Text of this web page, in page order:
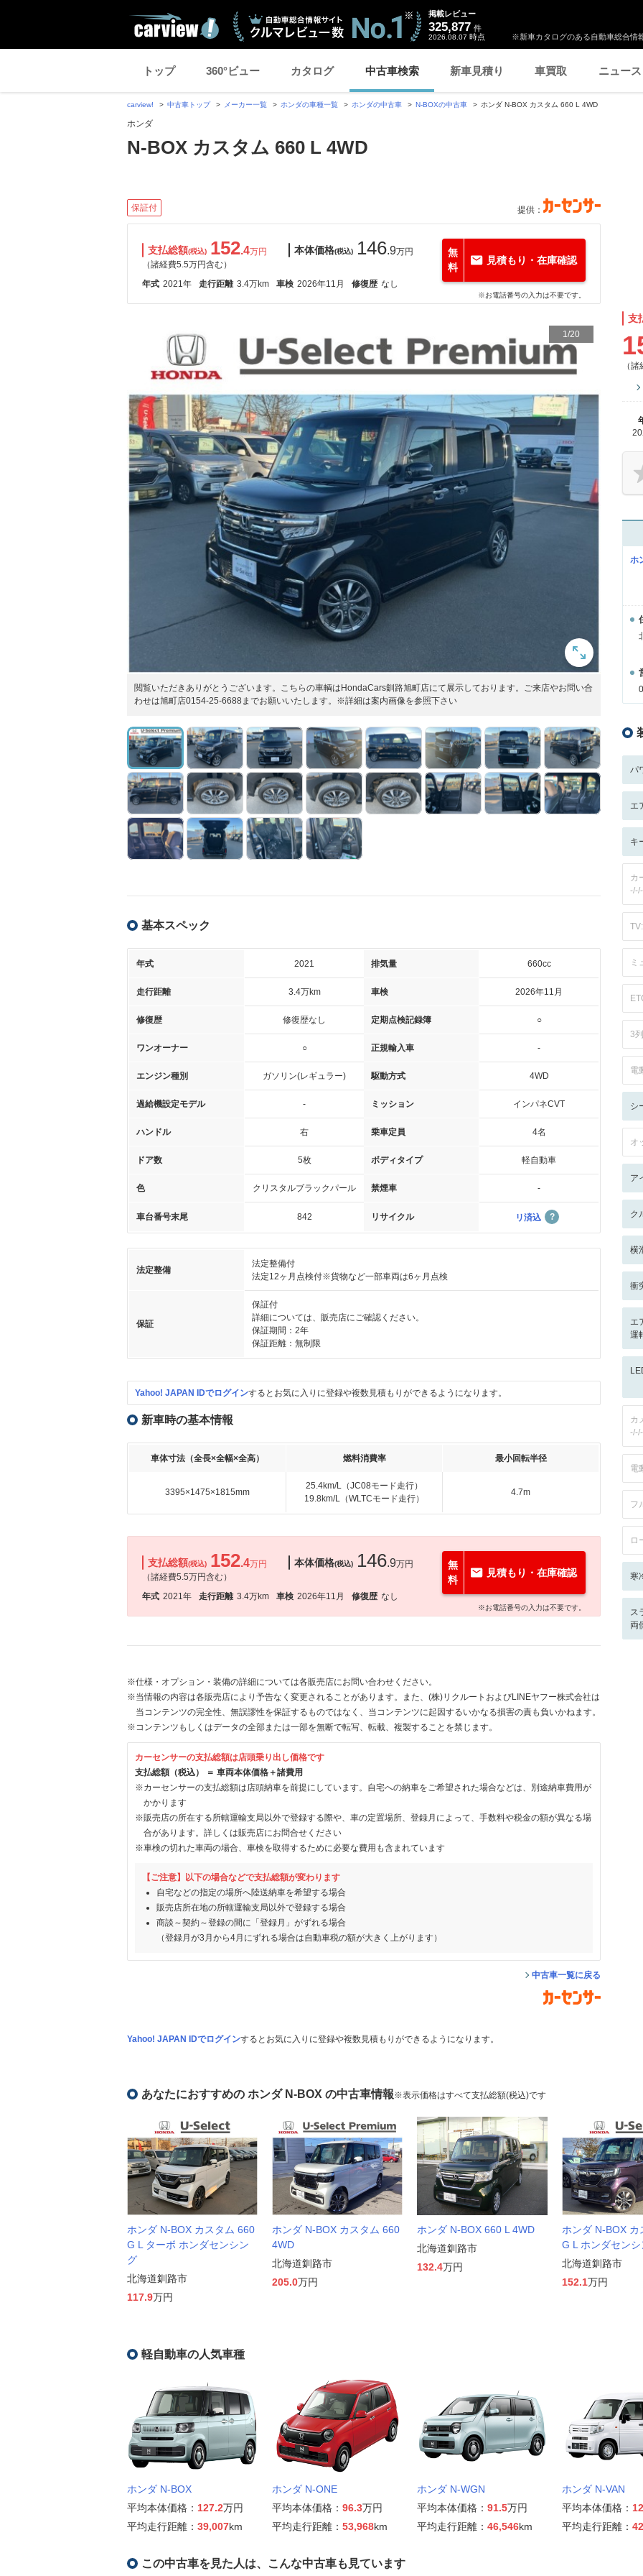
※新車カタログのある自動車総合情
掲載レビュー
325,877 件
2026.08.07 時点
トップ 360°ビュー カタログ 中古車検索 新車見積り 車買取 ニュース
carview! 中古車トップ メーカー一覧 ホンダの車種一覧 ホンダの中古車 N-BOXの中古車 ホンダ N-BOX カスタム 660 L 4WD
ホンダ
N-BOX カスタム 660 L 4WD
保証付 提供：
支払総額(税込) 152.4万円
（諸経費5.5万円含む）
本体価格(税込) 146.9万円
年式 2021年 走行距離 3.4万km 車検 2026年11月 修復歴 なし
無
料
見積もり・在庫確認
※お電話番号の入力は不要です。
1/20
閲覧いただきありがとうございます。こちらの車輌はHondaCars釧路旭町店にて展示しております。ご来店やお問い合
わせは旭町店0154-25-6688までお願いいたします。※詳細は案内画像を参照下さい
基本スペック
年式 2021 排気量 660cc
走行距離 3.4万km 車検 2026年11月
修復歴 修復歴なし 定期点検記録簿 ○
ワンオーナー ○ 正規輸入車 -
エンジン種別 ガソリン(レギュラー) 駆動方式 4WD
過給機設定モデル - ミッション インパネCVT
ハンドル 右 乗車定員 4名
ドア数 5枚 ボディタイプ 軽自動車
色 クリスタルブラックパール 禁煙車 -
車台番号末尾 842 リサイクル リ済込
法定整備
法定整備付
法定12ヶ月点検付※貨物など一部車両は6ヶ月点検
保証
保証付
詳細については、販売店にご確認ください。
保証期間：2年
保証距離：無制限
Yahoo! JAPAN IDでログインするとお気に入りに登録や複数見積もりができるようになります。
新車時の基本情報
車体寸法（全長×全幅×全高） 燃料消費率 最小回転半径
3395×1475×1815mm
25.4km/L（JC08モード走行）
19.8km/L（WLTCモード走行）
4.7m
支払総額(税込) 152.4万円
（諸経費5.5万円含む）
本体価格(税込) 146.9万円
年式 2021年 走行距離 3.4万km 車検 2026年11月 修復歴 なし
無
料
見積もり・在庫確認
※お電話番号の入力は不要です。
※仕様・オプション・装備の詳細については各販売店にお問い合わせください。
※当情報の内容は各販売店により予告なく変更されることがあります。また、(株)リクルートおよびLINEヤフー株式会社は
当コンテンツの完全性、無誤謬性を保証するものではなく、当コンテンツに起因するいかなる損害の責も負いかねます。
※コンテンツもしくはデータの全部または一部を無断で転写、転載、複製することを禁じます。
カーセンサーの支払総額は店頭乗り出し価格です
支払総額（税込） ＝ 車両本体価格＋諸費用
※カーセンサーの支払総額は店頭納車を前提にしています。自宅への納車をご希望された場合などは、別途納車費用が
かかります
※販売店の所在する所轄運輸支局以外で登録する際や、車の定置場所、登録月によって、手数料や税金の額が異なる場
合があります。詳しくは販売店にお問合せください
※車検の切れた車両の場合、車検を取得するために必要な費用も含まれています
【ご注意】以下の場合などで支払総額が変わります
自宅などの指定の場所へ陸送納車を希望する場合
販売店所在地の所轄運輸支局以外で登録する場合
商談～契約～登録の間に「登録月」がずれる場合
（登録月が3月から4月にずれる場合は自動車税の額が大きく上がります）
中古車一覧に戻る
Yahoo! JAPAN IDでログインするとお気に入りに登録や複数見積もりができるようになります。
支
（
ホ
パ
エ
キ
カ
ミ
3
電
シ
オ
ア
ク
横
衝
エ
運
カ
電
フ
ロ
寒
ス
両
あなたにおすすめの ホンダ N-BOX の中古車情報※表示価格はすべて支払総額(税込)です
ホンダ N-BOX カスタム 660
G L ターボ ホンダセンシン
グ
北海道釧路市
117.9万円
ホンダ N-BOX カスタム 660
4WD
北海道釧路市
205.0万円
ホンダ N-BOX 660 L 4WD
北海道釧路市
132.4万円
ホンダ N-BOX カ
G L ホンダセン
北海道釧路市
152.1万円
軽自動車の人気車種
ホンダ N-BOX
平均本体価格： 127.2万円
平均走行距離： 39,007km
ホンダ N-ONE
平均本体価格： 96.3万円
平均走行距離： 53,968km
ホンダ N-WGN
平均本体価格： 91.5万円
平均走行距離： 46,546km
ホンダ N-VAN
平均本体価格：
平均走行距離：
この中古車を見た人は、こんな中古車も見ています